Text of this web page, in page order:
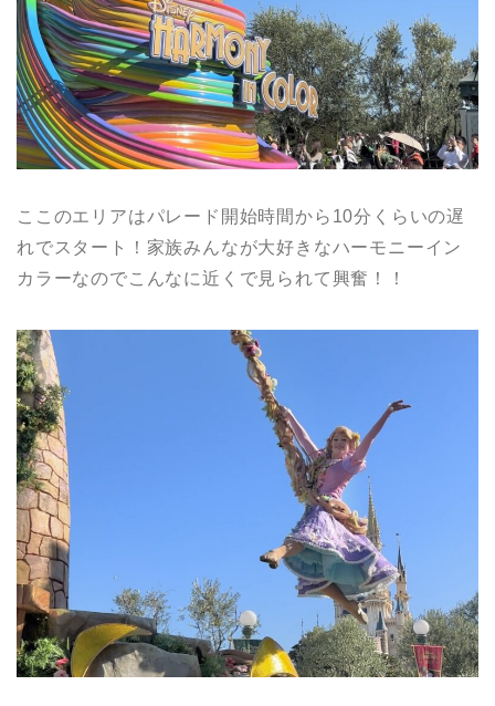
ここのエリアはパレード開始時間から10分くらいの遅
れでスタート！家族みんなが大好きなハーモニーイン
カラーなのでこんなに近くで見られて興奮！！